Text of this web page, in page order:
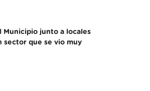
Municipio junto a locales
sector que se vio muy